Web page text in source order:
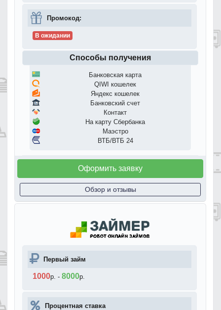
Промокод:
В ожидании
Способы получения
Банковская карта
QIWI кошелек
Яндекс кошелек
Банковский счет
Контакт
На карту Сбербанка
Маэстро
ВТБ/ВТБ 24
Оформить заявку
Обзор и отзывы
Первый займ
1000р. - 8000р.
Процентная ставка